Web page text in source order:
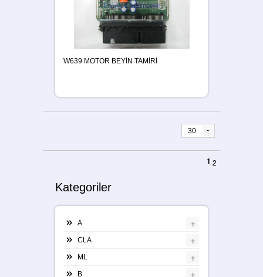
W639 MOTOR BEYİN TAMİRİ
30
1 2
Kategoriler
A +
CLA +
ML +
B +